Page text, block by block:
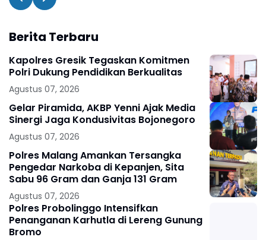
Berita Terbaru
Kapolres Gresik Tegaskan Komitmen
Polri Dukung Pendidikan Berkualitas
Agustus 07, 2026
Gelar Piramida, AKBP Yenni Ajak Media
Sinergi Jaga Kondusivitas Bojonegoro
Agustus 07, 2026
Polres Malang Amankan Tersangka
Pengedar Narkoba di Kepanjen, Sita
Sabu 96 Gram dan Ganja 131 Gram
Agustus 07, 2026
Polres Probolinggo Intensifkan
Penanganan Karhutla di Lereng Gunung
Bromo